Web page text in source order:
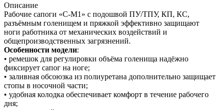
Описание
Рабочие сапоги «С-М1» с подошвой ПУ/ТПУ, КП, КС,
разъёмным голенищем и пряжкой эффективно защищают
ноги работника от механических воздействий и
общепроизводственных загрязнений.
Особенности модели:
• ремешок для регулировки объёма голенища надёжно
фиксирует сапог на ноге;
• заливная обсоюзка из полиуретана дополнительно защищает
стопы в носочной части;
• удобная колодка обеспечивает комфорт в течение рабочего
дня;